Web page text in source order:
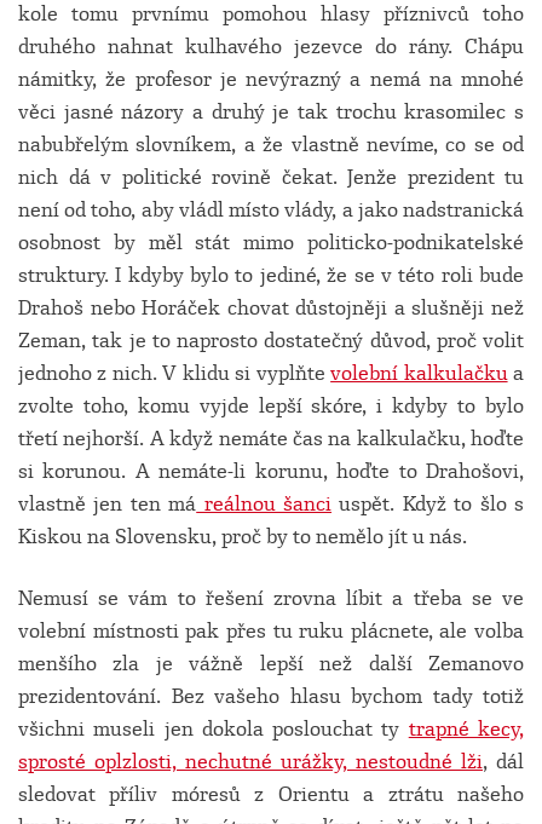
kole tomu prvnímu pomohou hlasy příznivců toho
druhého nahnat kulhavého jezevce do rány. Chápu
námitky, že profesor je nevýrazný a nemá na mnohé
věci jasné názory a druhý je tak trochu krasomilec s
nabubřelým slovníkem, a že vlastně nevíme, co se od
nich dá v politické rovině čekat. Jenže prezident tu
není od toho, aby vládl místo vlády, a jako nadstranická
osobnost by měl stát mimo politicko-podnikatelské
struktury. I kdyby bylo to jediné, že se v této roli bude
Drahoš nebo Horáček chovat důstojněji a slušněji než
Zeman, tak je to naprosto dostatečný důvod, proč volit
jednoho z nich. V klidu si vyplňtevolební kalkulačkua
zvolte toho, komu vyjde lepší skóre, i kdyby to bylo
třetí nejhorší. A když nemáte čas na kalkulačku, hoďte
si korunou. A nemáte-li korunu, hoďte to Drahošovi,
vlastně jen ten má reálnou šanci uspět. Když to šlo s
Kiskou na Slovensku, proč by to nemělo jít u nás.
Nemusí se vám to řešení zrovna líbit a třeba se ve
volební místnosti pak přes tu ruku plácnete, ale volba
menšího zla je vážně lepší než další Zemanovo
prezidentování. Bez vašeho hlasu bychom tady totiž
všichni museli jen dokola poslouchat ty trapné kecy,
sprosté oplzlosti, nechutné urážky, nestoudné lži, dál
sledovat příliv móresů z Orientu a ztrátu našeho